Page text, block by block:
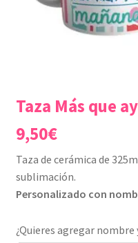
Taza Más que
9,50€
Taza de cerámica de
sublimación.
Personalizado con
¿Quieres agregar nombre